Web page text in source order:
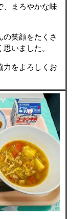
、まろやかな味
の笑顔をたくさ
いました。
力をよろしくお